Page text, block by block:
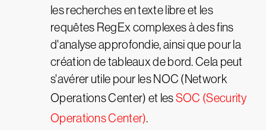
les recherches en texte libre et les
requêtes RegEx complexes à des fins
d'analyse approfondie, ainsi que pour la
création de tableaux de bord. Cela peut
s'avérer utile pour les NOC (Network
Operations Center) et lesSOC (Security
Operations Center).